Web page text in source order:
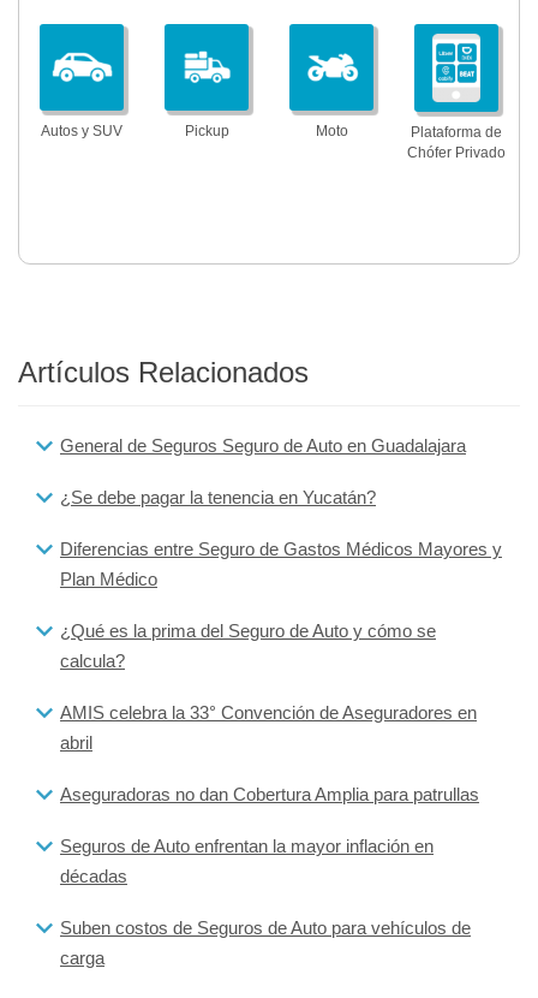
Autos y SUV Pickup Moto
Plataforma de
Chófer Privado
Artículos Relacionados
General de Seguros Seguro de Auto en Guadalajara
¿Se debe pagar la tenencia en Yucatán?
Diferencias entre Seguro de Gastos Médicos Mayores y
Plan Médico
¿Qué es la prima del Seguro de Auto y cómo se
calcula?
AMIS celebra la 33° Convención de Aseguradores en
abril
Aseguradoras no dan Cobertura Amplia para patrullas
Seguros de Auto enfrentan la mayor inflación en
décadas
Suben costos de Seguros de Auto para vehículos de
carga